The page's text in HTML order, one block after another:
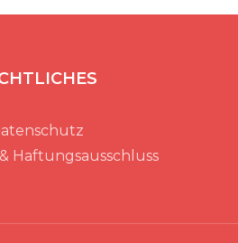
Haftungsausschluss